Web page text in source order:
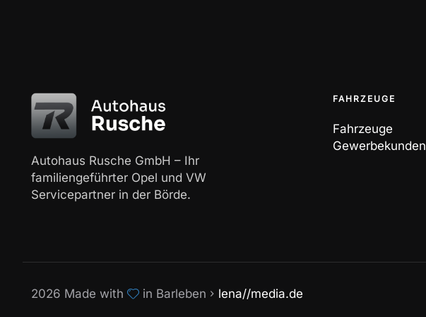
Autohaus Rusche GmbH – Ihr
familiengeführter Opel und VW
Servicepartner in der Börde.
FAHRZEUGE
Fahrzeuge
Gewerbekunden
2026 Made with in Barleben lena//media.de